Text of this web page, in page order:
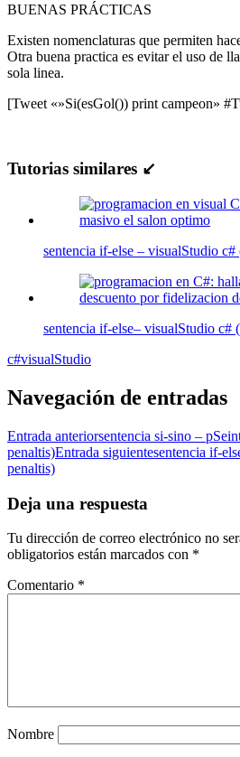
BUENAS PRÁCTICAS
Existen nomenclaturas que permiten
Otra buena practica es evitar el uso de
sola linea.
[Tweet «»Si(esGol()) print campeon»
Tutorias similares ↙
sentencia if-else – visualStudio
sentencia if-else– visualStudio
c#visualStudio
Navegación de entradas
Entrada anteriorsentencia si-sino –
penaltis)Entrada siguientesentencia if-
penaltis)
Deja una respuesta
Tu dirección de correo electrónico no
obligatorios están marcados con *
Comentario *
Nombre